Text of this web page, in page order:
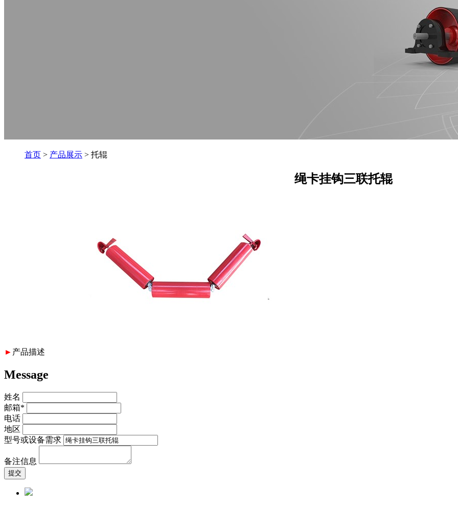
首页 > 产品展示 > 托辊
绳卡挂钩三联托辊
► 产品描述
Message
姓名
邮箱*
电话
地区
型号或设备需求
备注信息